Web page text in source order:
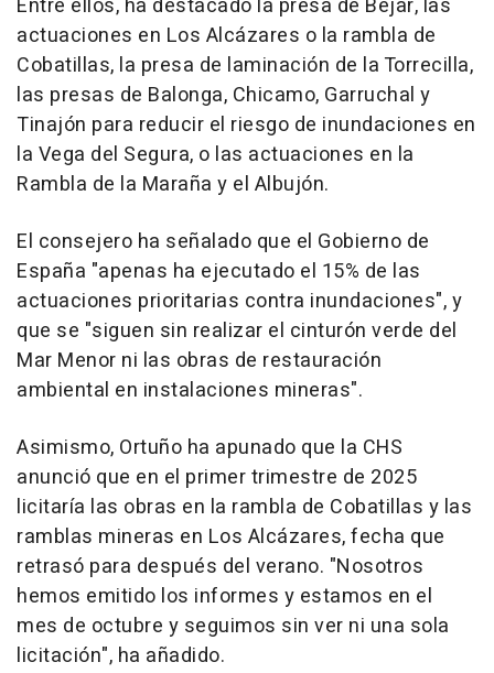
Entre ellos, ha destacado la presa de Béjar, las
actuaciones en Los Alcázares o la rambla de
Cobatillas, la presa de laminación de la Torrecilla,
las presas de Balonga, Chicamo, Garruchal y
Tinajón para reducir el riesgo de inundaciones en
la Vega del Segura, o las actuaciones en la
Rambla de la Maraña y el Albujón.
El consejero ha señalado que el Gobierno de
España "apenas ha ejecutado el 15% de las
actuaciones prioritarias contra inundaciones", y
que se "siguen sin realizar el cinturón verde del
Mar Menor ni las obras de restauración
ambiental en instalaciones mineras".
Asimismo, Ortuño ha apunado que la CHS
anunció que en el primer trimestre de 2025
licitaría las obras en la rambla de Cobatillas y las
ramblas mineras en Los Alcázares, fecha que
retrasó para después del verano. "Nosotros
hemos emitido los informes y estamos en el
mes de octubre y seguimos sin ver ni una sola
licitación", ha añadido.